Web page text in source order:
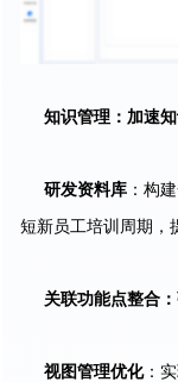
知识管理：加速
研发资料库 ：构
短新员工培训周期，
关联功能点整合
视图管理优化：